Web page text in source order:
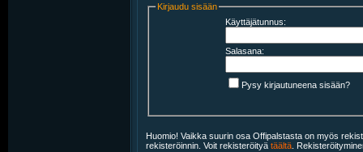
Kirjaudu sisään
Käyttäjätunnus:
Salasana:
Pysy kirjautuneena sisään?
Huomio! Vaikka suurin osa Offipalstasta on myös
rekisteröinnin. Voit rekisteröityä täältä .